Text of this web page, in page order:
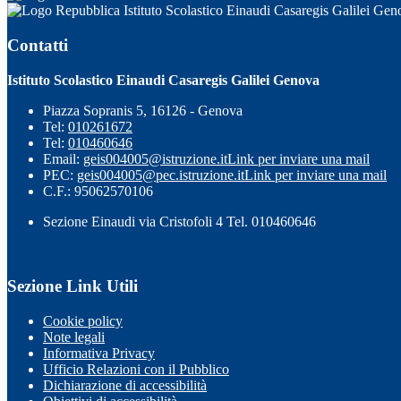
Istituto Scolastico Einaudi Casaregis Galilei
Contatti
Istituto Scolastico Einaudi Casaregis Galilei Genova
Piazza Sopranis 5, 16126 - Genova
Tel: 010261672
Tel: 010460646
Email: geis004005@istruzione.itLink per inviare una mail
PEC: geis004005@pec.istruzione.itLink per inviare una mail
C.F.: 95062570106
Sezione Einaudi via Cristofoli 4 Tel. 010460646
Sezione Link Utili
Cookie policy
Note legali
Informativa Privacy
Ufficio Relazioni con il Pubblico
Dichiarazione di accessibilità